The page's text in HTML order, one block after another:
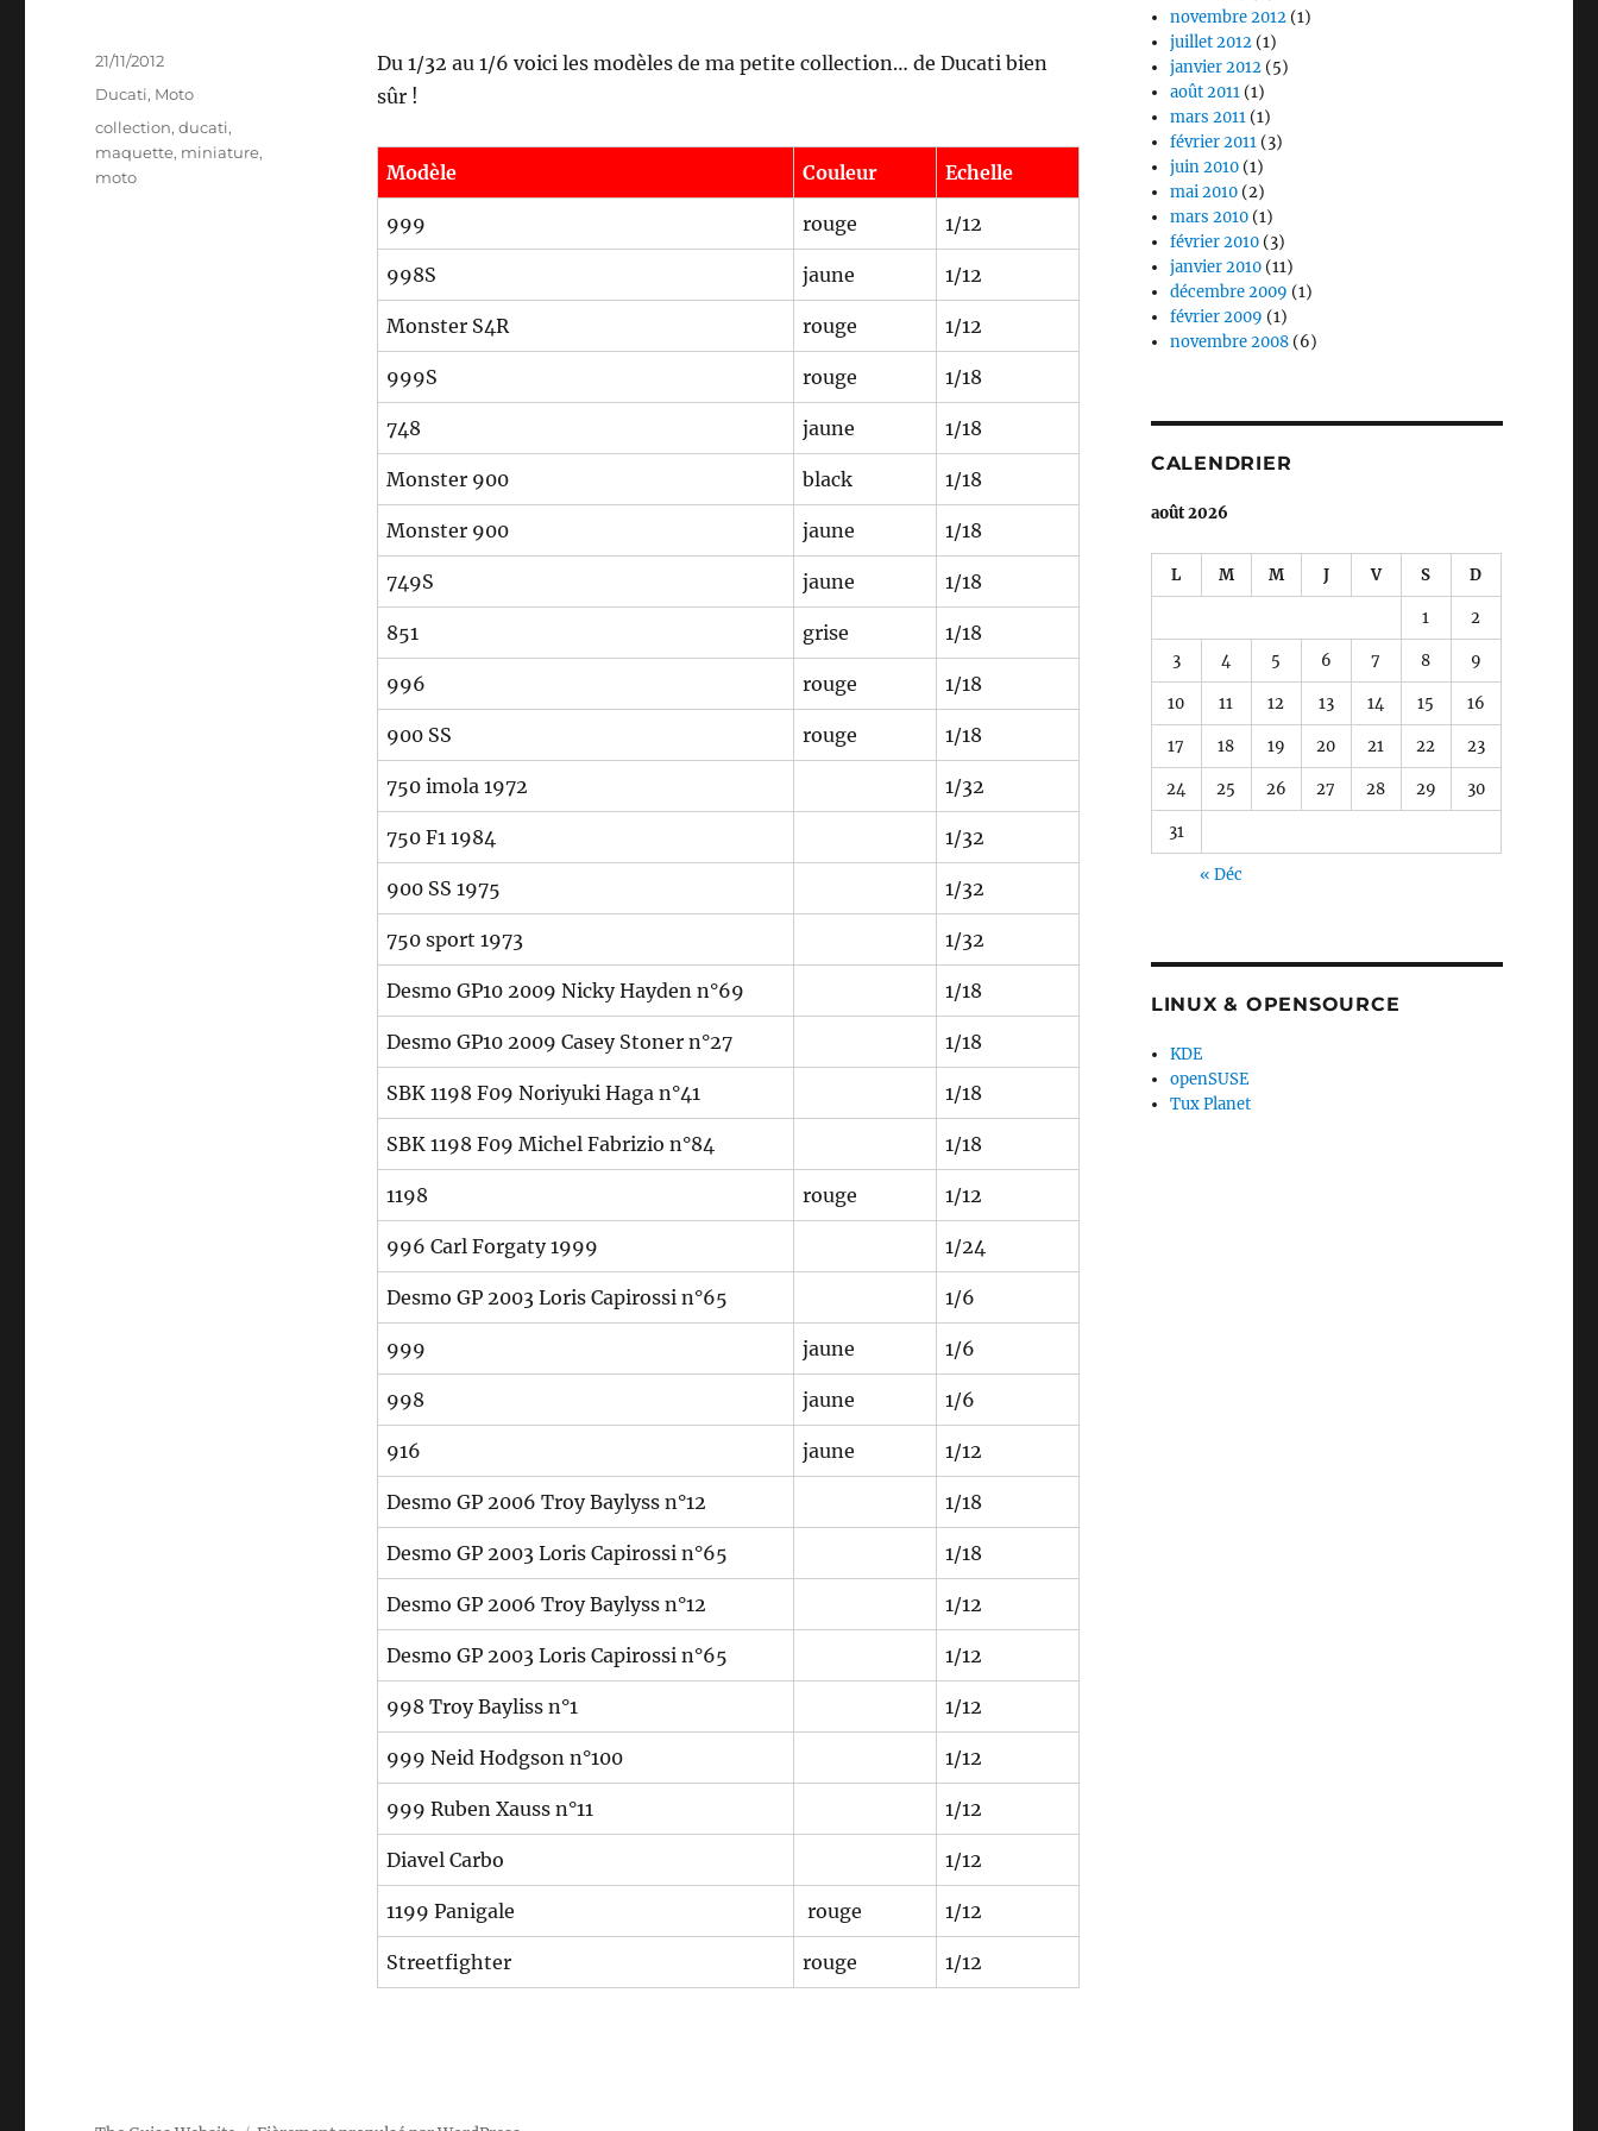
Du 1/32 au 1/6 voici les modèles de ma petite collection… de Ducati bien
sûr !
Modèle Couleur Echelle
999 rouge 1/12
998S jaune 1/12
Monster S4R rouge 1/12
999S rouge 1/18
748 jaune 1/18
Monster 900 black 1/18
Monster 900 jaune 1/18
749S jaune 1/18
851 grise 1/18
996 rouge 1/18
900 SS rouge 1/18
750 imola 1972 1/32
750 F1 1984 1/32
900 SS 1975 1/32
750 sport 1973 1/32
Desmo GP10 2009 Nicky Hayden n°69 1/18
Desmo GP10 2009 Casey Stoner n°27 1/18
SBK 1198 F09 Noriyuki Haga n°41 1/18
SBK 1198 F09 Michel Fabrizio n°84 1/18
1198 rouge 1/12
996 Carl Forgaty 1999 1/24
Desmo GP 2003 Loris Capirossi n°65 1/6
999 jaune 1/6
998 jaune 1/6
916 jaune 1/12
Desmo GP 2006 Troy Baylyss n°12 1/18
Desmo GP 2003 Loris Capirossi n°65 1/18
Desmo GP 2006 Troy Baylyss n°12 1/12
Desmo GP 2003 Loris Capirossi n°65 1/12
998 Troy Bayliss n°1 1/12
999 Neid Hodgson n°100 1/12
999 Ruben Xauss n°11 1/12
Diavel Carbo 1/12
1199 Panigale rouge 1/12
Streetfighter rouge 1/12
Publié
21/11/2012
Catégories
Ducati, Moto
Étiquettes
collection,ducati,
maquette, miniature,
moto
novembre 2012 (1)
juillet 2012 (1)
janvier 2012 (5)
août 2011 (1)
mars 2011 (1)
février 2011 (3)
juin 2010 (1)
mai 2010 (2)
mars 2010 (1)
février 2010 (3)
janvier 2010 (11)
décembre 2009 (1)
février 2009 (1)
novembre 2008 (6)
CALENDRIER
août 2026
L M M J V S D
1 2
3 4 5 6 7 8 9
10 11 12 13 14 15 16
17 18 19 20 21 22 23
24 25 26 27 28 29 30
31
« Déc
LINUX & OPENSOURCE
KDE
openSUSE
Tux Planet